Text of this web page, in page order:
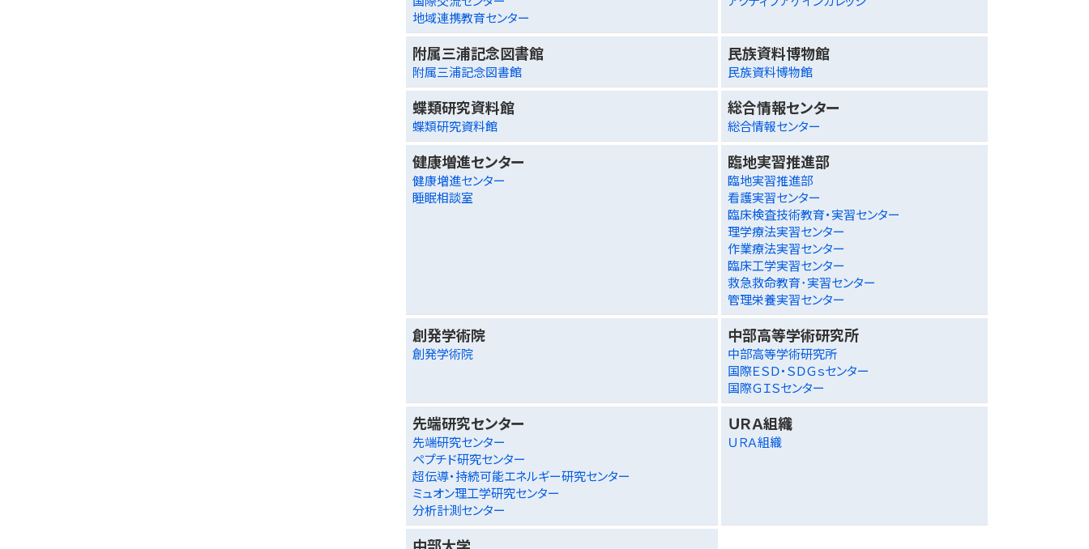
地域連携教育センター
附属三浦記念図書館
附属三浦記念図書館
民族資料博物館
民族資料博物館
蝶類研究資料館
蝶類研究資料館
総合情報センター
総合情報センター
健康増進センター
健康増進センター
睡眠相談室
臨地実習推進部
臨地実習推進部
看護実習センター
臨床検査技術教育・実習センター
理学療法実習センター
作業療法実習センター
臨床工学実習センター
救急救命教育･実習センター
管理栄養実習センター
創発学術院
創発学術院
中部高等学術研究所
中部高等学術研究所
国際ＥＳＤ・ＳＤＧｓセンター
国際ＧＩＳセンター
先端研究センター
先端研究センター
ペプチド研究センター
超伝導・持続可能エネルギー研究センター
ミュオン理工学研究センター
分析計測センター
ＵＲＡ組織
ＵＲＡ組織